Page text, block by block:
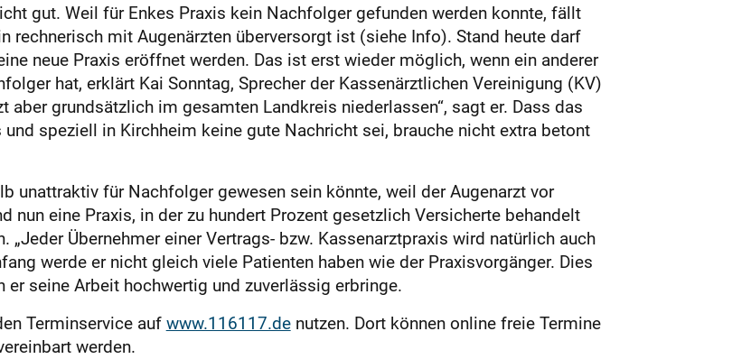
gut. Weil für Enkes Praxis kein Nachfolger gefunden werden konnte, fällt
rechnerisch mit Augenärzten überversorgt ist (siehe Info). Stand heute darf
neue Praxis eröffnet werden. Das ist erst wieder möglich, wenn ein anderer
hat, erklärt Kai Sonntag, Sprecher der Kassenärztlichen Vereinigung (KV)
aber grundsätzlich im gesamten Landkreis niederlassen“, sagt er. Dass das
speziell in Kirchheim keine gute Nachricht sei, brauche nicht extra betont
unattraktiv für Nachfolger gewesen sein könnte, weil der Augenarzt vor
nun eine Praxis, in der zu hundert Prozent gesetzlich Versicherte behandelt
Übernehmer einer Vertrags- bzw. Kassenarztpraxis wird natürlich auch
werde er nicht gleich viele Patienten haben wie der Praxisvorgänger. Dies
er seine Arbeit hochwertig und zuverlässig erbringe.
Terminservice aufwww.116117.denutzen. Dort können online freie Termine
werden.